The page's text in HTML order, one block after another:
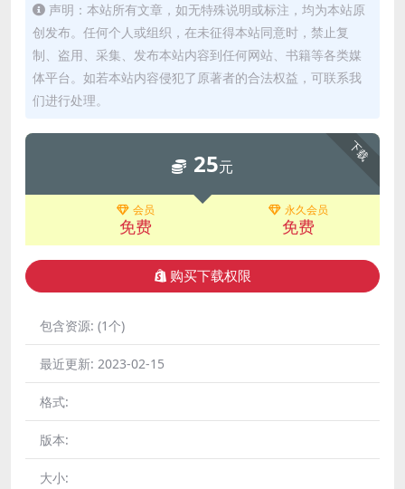
声明：本站所有文章，如无特殊说明或标注，均为本站原
创发布。任何个人或组织，在未征得本站同意时，禁止复
制、盗用、采集、发布本站内容到任何网站、书籍等各类媒
体平台。如若本站内容侵犯了原著者的合法权益，可联系我
们进行处理。
下载
25元
会员
免费
永久会员
免费
购买下载权限
包含资源: (1个)
最近更新: 2023-02-15
格式:
版本:
大小: